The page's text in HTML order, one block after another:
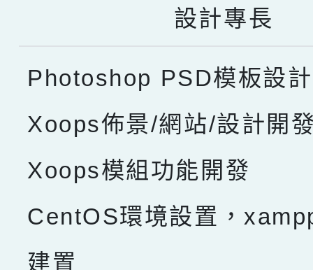
設計專長
Photoshop PSD模板設計
Xoops佈景/網站/設計開
Xoops模組功能開發
CentOS環境設置，
建置